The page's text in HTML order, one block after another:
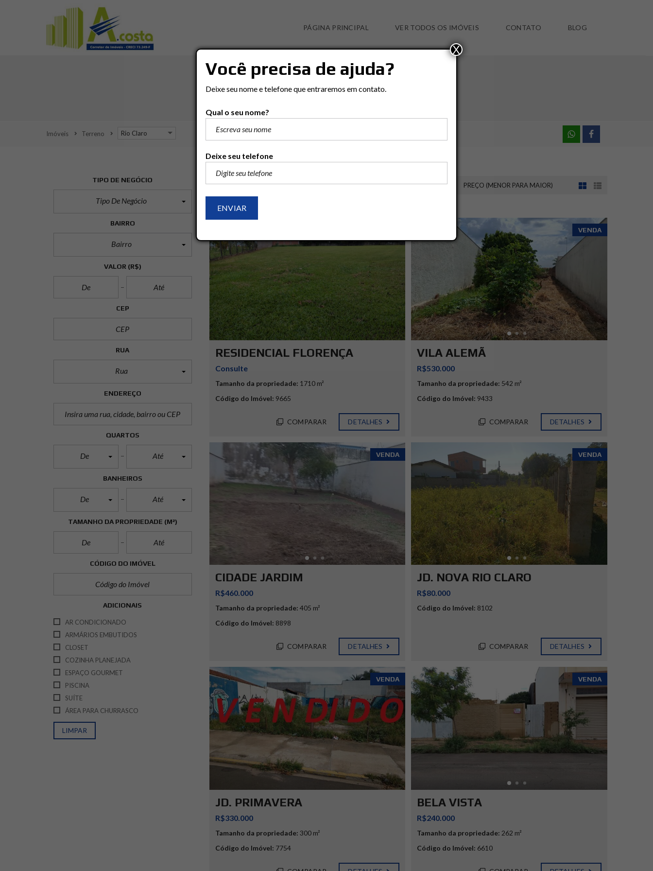
PÁGINA PRINCIPAL VER TODOS OS IMÓVEIS CONTATO BLOG
RIO CLARO
Imóveis Terreno Rio Claro
TIPO DE NEGÓCIO
Tipo De Negócio
BAIRRO
Bairro
VALOR (R$)
CEP
RUA
Rua
ENDEREÇO
QUARTOS
De Até
BANHEIROS
De Até
TAMANHO DA PROPRIEDADE (M²)
CÓDIGO DO IMÓVEL
ADICIONAIS
AR CONDICIONADO
ARMÁRIOS EMBUTIDOS
CLOSET
COZINHA PLANEJADA
ESPAÇO GOURMET
PISCINA
SUÍTE
ÁREA PARA CHURRASCO
LIMPAR
Ordenar por: RECENTES POPULAR PREÇO (MAIOR PARA MENOR) PREÇO (MENOR PARA MAIOR)
7 ENCONTRADO
RESIDENCIAL FLORENÇA
Consulte
Tamanho da propriedade: 1710 m²
Código do Imóvel: 9665
COMPARAR DETALHES
VENDA
VILA ALEMÃ
R$530.000
Tamanho da propriedade: 542 m²
Código do Imóvel: 9433
COMPARAR DETALHES
VENDA
CIDADE JARDIM
R$460.000
Tamanho da propriedade: 405 m²
Código do Imóvel: 8898
COMPARAR DETALHES
VENDA
JD. NOVA RIO CLARO
R$80.000
Código do Imóvel: 8102
COMPARAR DETALHES
VENDA
JD. PRIMAVERA
R$330.000
Tamanho da propriedade: 300 m²
Código do Imóvel: 7754
VENDA
BELA VISTA
R$240.000
Tamanho da propriedade: 262 m²
Código do Imóvel: 6610
Você precisa de ajuda?
Deixe seu nome e telefone que entraremos em contato.
Qual o seu nome?
Deixe seu telefone
X